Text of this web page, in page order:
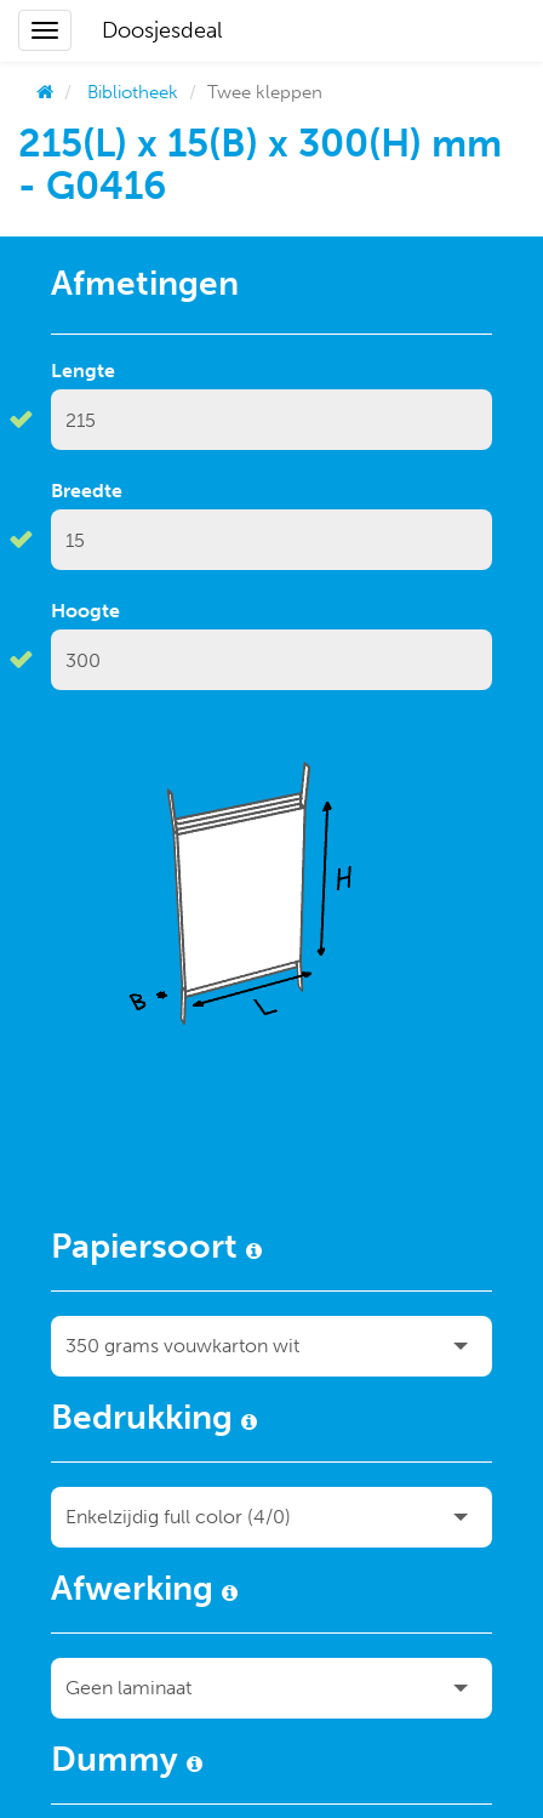
Doosjesdeal
Bibliotheek Twee kleppen
215(L) x 15(B) x 300(H) mm
- G0416
Afmetingen
Lengte
Breedte
Hoogte
Papiersoort
Bedrukking
Afwerking
Dummy